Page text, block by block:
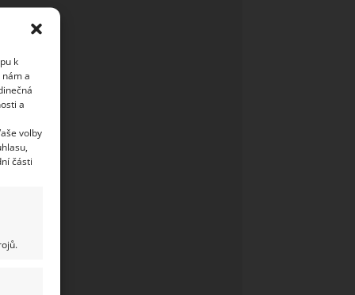
k
a
a
volby
části